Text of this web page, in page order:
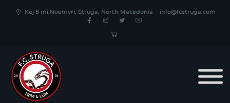
Kej 8 mi Noemvri, Struga, North Macedonia info@fcstruga.com